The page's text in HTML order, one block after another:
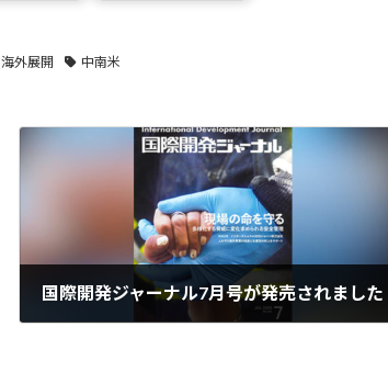
海外展開 中南米
国際開発ジャーナル7月号が発売されました